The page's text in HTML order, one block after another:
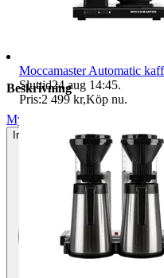
Beskrivning
Mycket gott skick
Inga eller minimala tecken på
Moccamaster Automatic
Sluttid24 aug 14:45.
Pris:2 499 kr,Köp nu.